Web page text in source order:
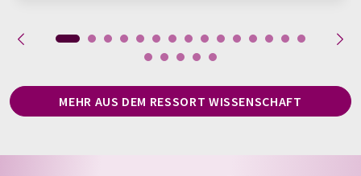
MEHR AUS DEM RESSORT WISSENSCHAFT